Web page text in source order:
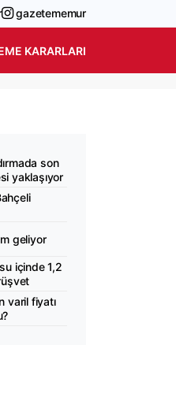
gazetememur
KARARLARI
son
yaklaşıyor
geliyor
içinde 1,2
varil fiyatı